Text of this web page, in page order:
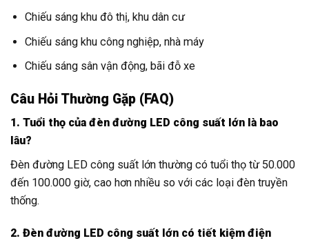
Chiếu sáng khu đô thị, khu dân cư
Chiếu sáng khu công nghiệp, nhà máy
Chiếu sáng sân vận động, bãi đỗ xe
Câu Hỏi Thường Gặp (FAQ)
1. Tuổi thọ của đèn đường LED công suất lớn là bao
lâu?
Đèn đường LED công suất lớn thường có tuổi thọ từ 50.000
đến 100.000 giờ, cao hơn nhiều so với các loại đèn truyền
thống.
2. Đèn đường LED công suất lớn có tiết kiệm điện